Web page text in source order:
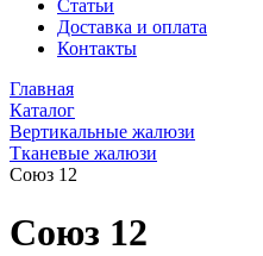
Статьи
Доставка и оплата
Контакты
Главная
Каталог
Вертикальные жалюзи
Тканевые жалюзи
Союз 12
Союз 12